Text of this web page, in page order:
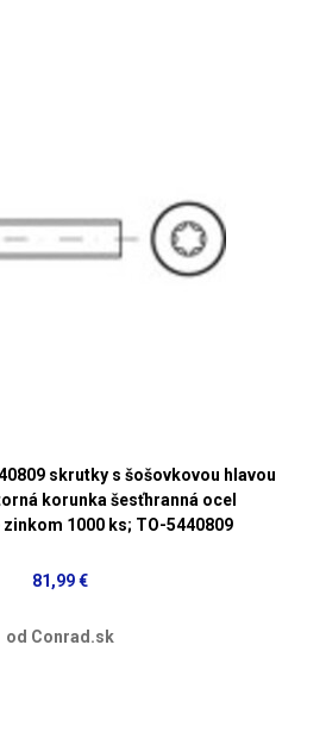
skrutky s šošovkovou hlavou
korunka šesťhranná ocel
1000 ks; TO-5440809
81,99 €
od Conrad.sk